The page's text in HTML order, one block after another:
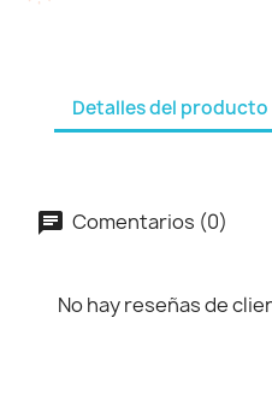
Detalles del producto
Comentarios (0)
No hay reseñas de